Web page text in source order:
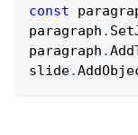
const
paragraph .
paragraph .
slide.